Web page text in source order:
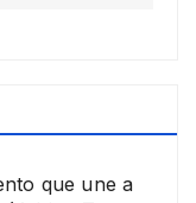
que une a